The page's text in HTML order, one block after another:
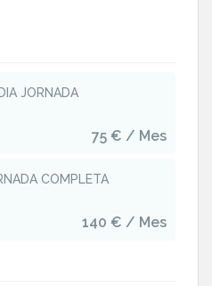
JORNADA
75 € / Mes
COMPLETA
140 € / Mes